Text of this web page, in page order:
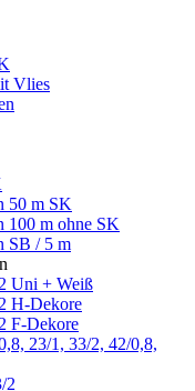
Vlies
50 m SK
100 m ohne SK
SB / 5 m
Uni + Weiß
H-Dekore
F-Dekore
23/1, 33/2, 42/0,8,
2